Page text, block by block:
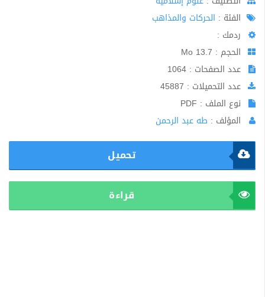
الفئة : الحركات والمذاهب
ردمك :
الحجم : 13.7 Mo
عدد الصفحات : 1064
عدد التحميلات : 45887
نوع الملف : PDF
المؤلف : طه عبد الرحمن
تحميل
قراءة